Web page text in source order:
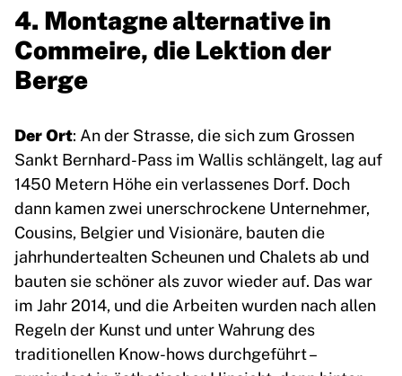
4. Montagne alternative in
Commeire, die Lektion der
Berge
Der Ort: An der Strasse, die sich zum Grossen
Sankt Bernhard-Pass im Wallis schlängelt, lag auf
1450 Metern Höhe ein verlassenes Dorf. Doch
dann kamen zwei unerschrockene Unternehmer,
Cousins, Belgier und Visionäre, bauten die
jahrhundertealten Scheunen und Chalets ab und
bauten sie schöner als zuvor wieder auf. Das war
im Jahr 2014, und die Arbeiten wurden nach allen
Regeln der Kunst und unter Wahrung des
traditionellen Know-hows durchgeführt –